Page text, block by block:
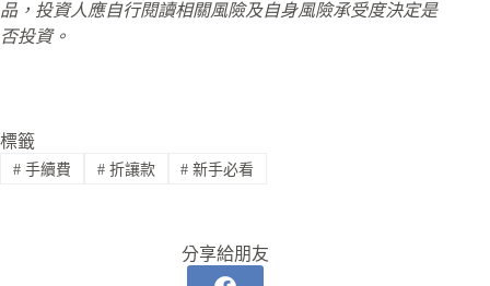
品，投資人應自行閱讀相關風險及自身風險承受度決定是
否投資。
標籤
#手續費 #折讓款 # 新手必看
分享給朋友